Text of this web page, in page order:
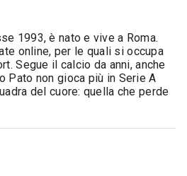
1993, è nato e vive a Roma.
online, per le quali si occupa
Segue il calcio da anni, anche
Pato non gioca più in Serie A
del cuore: quella che perde